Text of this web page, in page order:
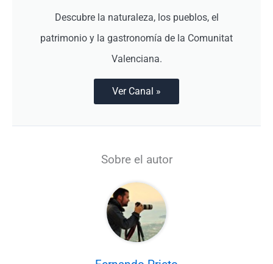
Descubre la naturaleza, los pueblos, el
patrimonio y la gastronomía de la Comunitat
Valenciana.
Ver Canal »
Sobre el autor